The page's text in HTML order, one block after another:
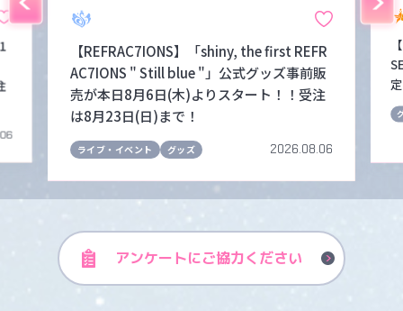
【REFRAC7IONS】「shiny, the first REFR
AC7IONS " Still blue "」公式グッズ事前販
売が本日8月6日(木)よりスタート！！受注
は8月23日(日)まで！
ライブ・イベント グッズ 2026.08.06
アンケートにご協力ください